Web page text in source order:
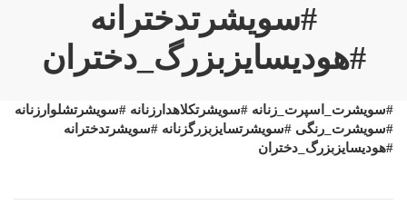
#سویشرتدخترانه
#هودیسایزبزرگ_دختران
#سویشرت_اسپرت_زنانه #سویشرتکلاهدارزنانه #سویشرتشلوارزنانه
#سویشرت_رنگی #سویشرتسایزبزرگزنانه #سویشرتدخترانه
#هودیسایزبزرگ_دختران